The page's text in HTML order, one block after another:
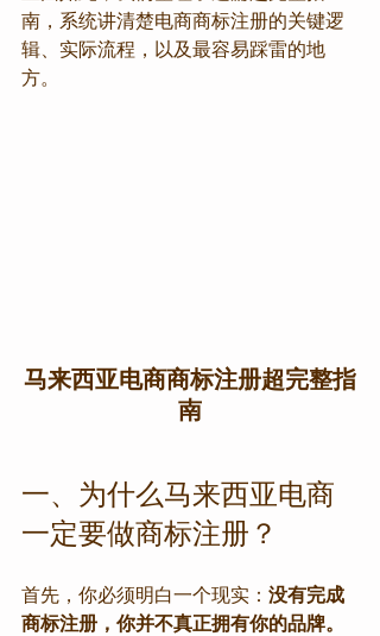
南，系统讲清楚电商商标注册的关键逻
辑、实际流程，以及最容易踩雷的地
方。
马来西亚电商商标注册超完整指
南
一、为什么马来西亚电商
一定要做商标注册？
首先，你必须明白一个现实： 没有完成
商标注册，你并不真正拥有你的品牌。